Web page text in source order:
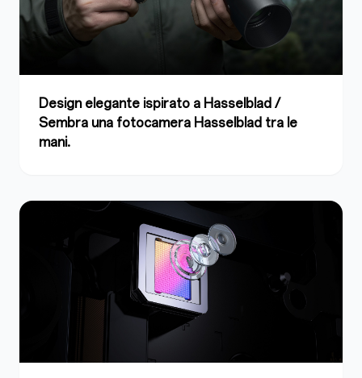
Design elegante ispirato a Hasselblad /
Sembra una fotocamera Hasselblad tra le
mani.